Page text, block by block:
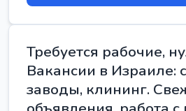
Требуется рабочие,
Вакансии в Израиле:
заводы, клининг.